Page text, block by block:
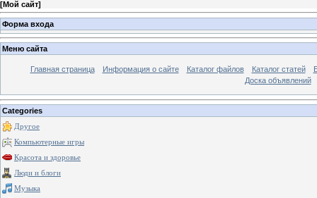
[Мой сайт]
Форма входа
Меню сайта
Главная страница Информация о сайте Каталог файлов Каталог статей
Доска объявлений
Categories
Другое
Компьютерные игры
Красота и здоровье
Люди и блоги
Музыка